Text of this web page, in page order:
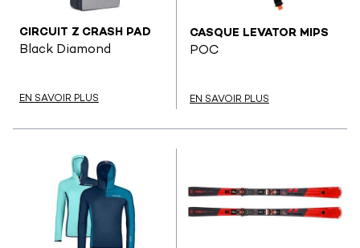
CIRCUIT Z CRASH PAD
Black Diamond
EN SAVOIR PLUS
CASQUE LEVATOR MIPS
POC
EN SAVOIR PLUS